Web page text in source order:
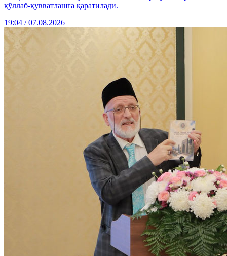
қўллаб-қувватлашга қаратилади.
19:04 / 07.08.2026